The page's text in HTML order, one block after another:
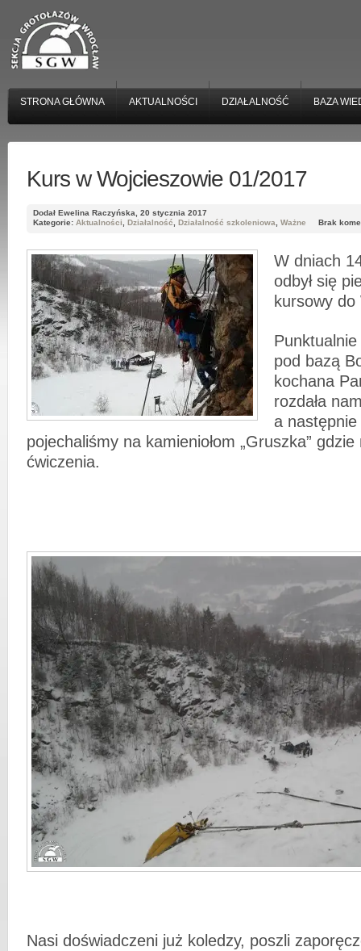
STRONA GŁÓWNA AKTUALNOŚCI DZIAŁALNOŚĆ BAZA
Kurs w Wojcieszowie 01/2017
Dodał Ewelina Raczyńska, 20 stycznia 2017
Kategorie: Aktualności, Działalność, Działalność szkoleniowa, Ważne Brak
W dniach
odbył się
kursowy
pod bazą
kochana
rozdała
a
pojechaliśmy na kamieniołom „Gruszka” gdzie
ćwiczenia.
Nasi doświadczeni już koledzy, poszli